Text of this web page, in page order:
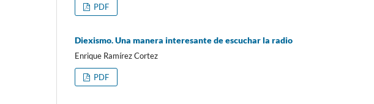
PDF
Diexismo. Una manera interesante de escuchar la radio
Enrique Ramírez Cortez
PDF